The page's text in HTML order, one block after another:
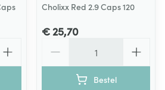
Cholixx Red 2.9 Caps 120
€ 25,70
Bestel